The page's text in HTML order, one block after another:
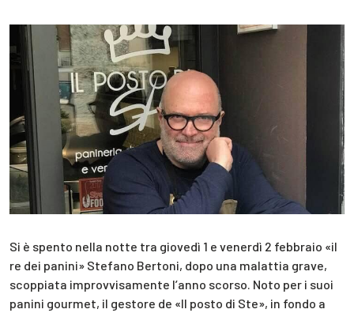
Si è spento nella notte tra giovedì 1 e venerdì 2 febbraio «il
re dei panini» Stefano Bertoni, dopo una malattia grave,
scoppiata improvvisamente l’anno scorso. Noto per i suoi
panini gourmet, il gestore de «Il posto di Ste», in fondo a